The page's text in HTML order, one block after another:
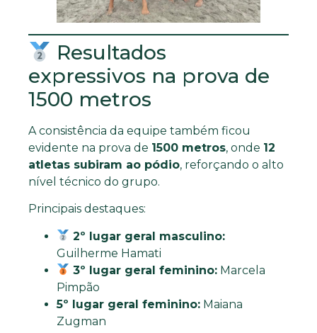
Resultados
expressivos na prova de
1500 metros
A consistência da equipe também ficou
evidente na prova de 1500 metros, onde 12
atletas subiram ao pódio, reforçando o alto
nível técnico do grupo.
Principais destaques:
2º lugar geral masculino:
Guilherme Hamati
3º lugar geral feminino: Marcela
Pimpão
5º lugar geral feminino: Maiana
Zugman